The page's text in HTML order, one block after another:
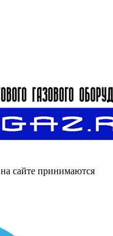
сайте принимаются